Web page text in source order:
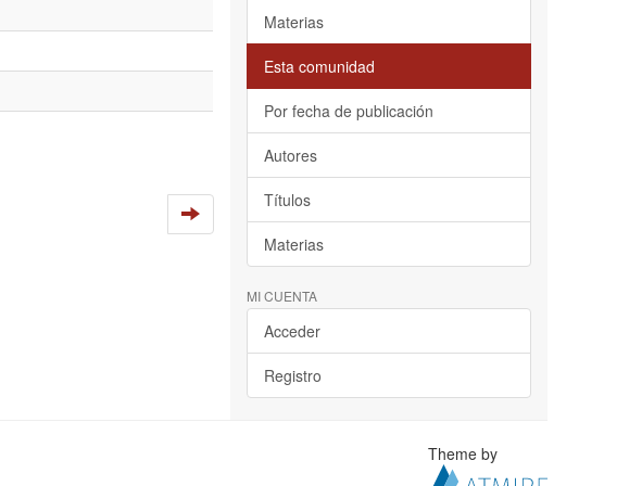
Materias
Esta comunidad
Por fecha de publicación
Autores
Títulos
Materias
MI CUENTA
Acceder
Registro
Theme by